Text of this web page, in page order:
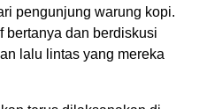
pengunjung warung kopi.
bertanya dan berdiskusi
lalu lintas yang mereka